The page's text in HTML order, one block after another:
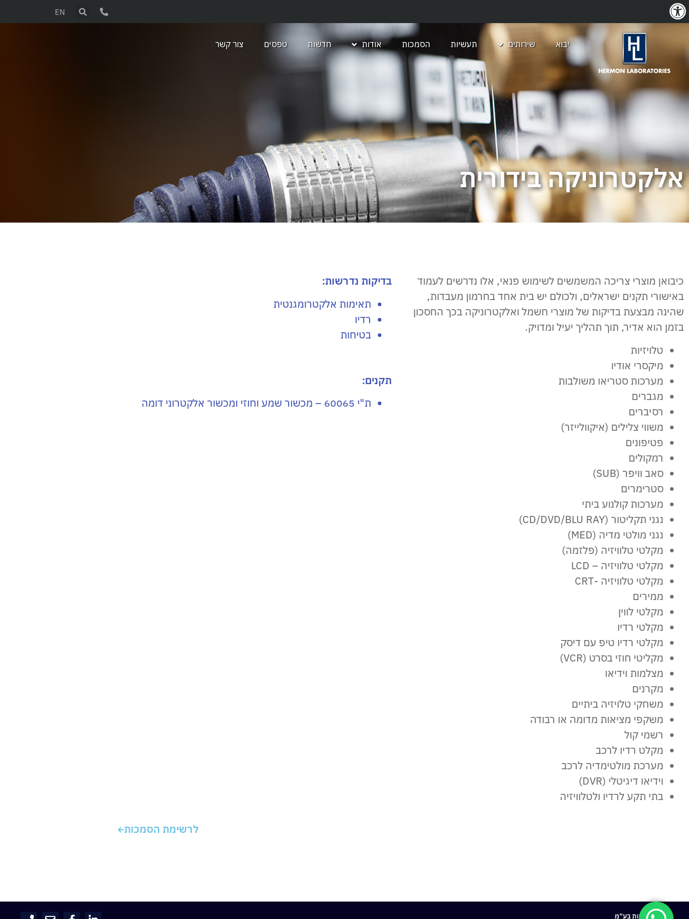
EN
יבוא שירותים תעשיות הסמכות אודות חדשות טפסים צור קשר
אלקטרוניקה בידורית
כיבואן מוצרי צריכה המשמשים לשימוש פנאי, אלו נדרשים לעמוד
באישורי תקנים ישראלים, ולכולם יש בית אחד בחרמון מעבדות,
שהינה מבצעת בדיקות של מוצרי חשמל ואלקטרוניקה בכך החסכון
בזמן הוא אדיר, תוך תהליך יעיל ומדויק.
טלויזיות
מיקסרי אודיו
מערכות סטריאו משולבות
מגברים
רסיברים
משווי צלילים (איקוולייזר)
פטיפונים
רמקולים
סאב וויפר (SUB)
סטרימרים
מערכות קולנוע ביתי
נגני תקליטור (CD/DVD/BLU RAY)
נגני מולטי מדיה (MED)
מקלטי טלוויזיה (פלזמה)
מקלטי טלוויזיה – LCD
מקלטי טלוויזיה -CRT
ממירים
מקלטי לווין
מקלטי רדיו
מקלטי רדיו טיפ עם דיסק
מקליטי חוזי בסרט (VCR)
מצלמות וידיאו
מקרנים
משחקי טלויזיה ביתיים
משקפי מציאות מדומה או רבודה
רשמי קול
מקלט רדיו לרכב
מערכת מולטימדיה לרכב
וידיאו דיגיטלי (DVR)
בתי תקע לרדיו ולטלוויזיה
בדיקות נדרשות:
תאימות אלקטרומגנטית
רדיו
בטיחות
תקנים:
ת"י 60065 – מכשור שמע וחוזי ומכשור אלקטרוני דומה
לרשימת הסמכות
חרמון מעבדות בע“מ